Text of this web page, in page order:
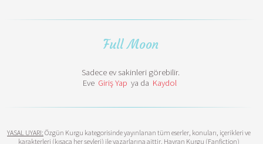
Full Moon
Sadece ev sakinleri görebilir.
Eve Giriş Yap ya da Kaydol
YASAL UYARI: Özgün Kurgu kategorisinde yayınlanan tüm eserler, konuları, içerikleri ve
karakterleri (kısaca her şeyleri) ile yazarlarına aittir. Hayran Kurgu (Fanfiction)